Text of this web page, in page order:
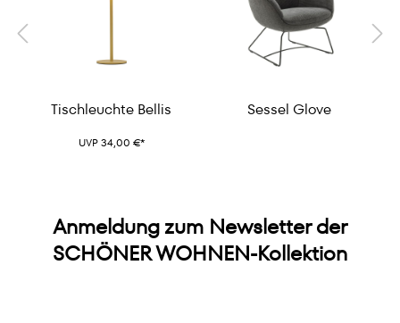
Tischleuchte Bellis
UVP 34,00 €*
Sessel Glove
Anmeldung zum Newsletter der
SCHÖNER WOHNEN-Kollektion